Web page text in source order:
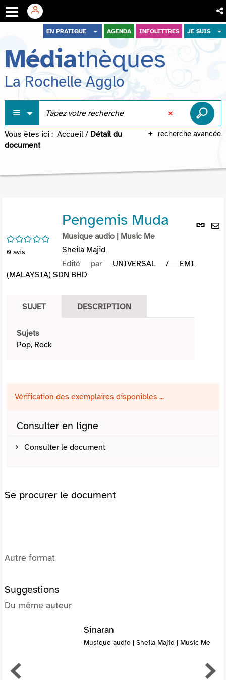
menu
contenu
recherche
EN PRATIQUE AGENDA INFOLETTRES JE SUIS
Médiathèques
La Rochelle Agglo
recherche avancée
Vous êtes ici : Accueil / Détail du
document
Lien
/5
0 avis
Pengemis Muda
Musique audio | Music Me
Sheila Majid
Edité par UNIVERSAL / EMI
(MALAYSIA) SDN BHD
SUJET DESCRIPTION
Sujets
Pop, Rock
Vérification des exemplaires disponibles ...
Consulter en ligne
Consulter le document
Se procurer le document
Autre format
Suggestions
Du même auteur
Sinaran
Musique audio | Sheila Majid | Music Me